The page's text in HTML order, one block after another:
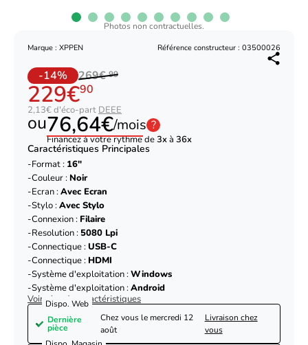
Photos non contractuelles.
Marque : XPPEN Référence constructeur : 03500026
-14% 269€ 99
229€90
2,13€ d'éco-part DEEE
ou76,64€/mois ?
Financez à votre rythme de3xà 36x
Caractéristiques Principales
Format : 16"
Couleur : Noir
Ecran :Avec Ecran
Stylo :Avec Stylo
Connexion : Filaire
Resolution :5080 Lpi
Connectique :USB-C
Connectique : HDMI
Système d'exploitation :Windows
Système d'exploitation :Android
Voir plus de caractéristiques
Dispo. Web
Dernière
pièce
Chez vous le mercredi 12
août
Livraison chez
vous